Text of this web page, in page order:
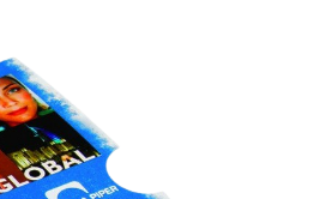
De nieuwste items